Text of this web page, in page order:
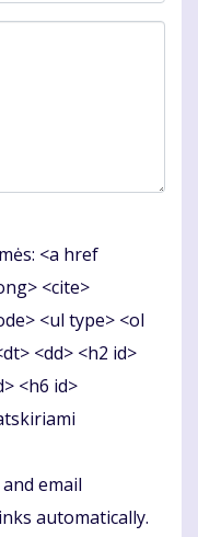
<a href
<cite>
<ul type> <ol
<dd> <h2 id>
<h6 id>
email
automatically.